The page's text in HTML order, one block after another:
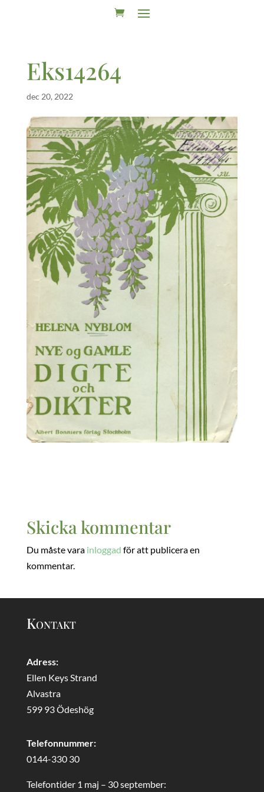
Eks14264
dec 20, 2022
Skicka kommentar
Du måste vara inloggad för att publicera en
kommentar.
Kontakt
Adress:
Ellen Keys Strand
Alvastra
599 93 Ödeshög
Telefonnummer:
0144-330 30
Telefontider 1 maj – 30 september: